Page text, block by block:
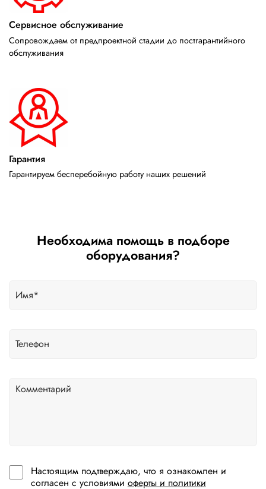
Сервисное обслуживание
Сопровождаем от предпроектной стадии до постгарантийного
обслуживания
Гарантия
Гарантируем бесперебойную работу наших решений
Необходима помощь в подборе
оборудования?
Настоящим подтверждаю, что я ознакомлен и
согласен с условиями оферты и политики